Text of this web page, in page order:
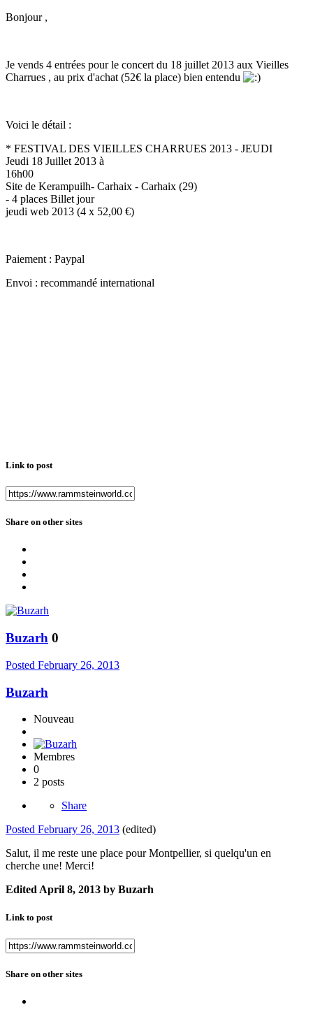
Bonjour ,
Je vends 4 entrées pour le concert du 18 juillet 2013 aux Vieilles
Charrues , au prix d'achat (52€ la place) bien entendu
Voici le détail :
* FESTIVAL DES VIEILLES CHARRUES 2013 - JEUDI
Jeudi 18 Juillet 2013 à
16h00
Site de Kerampuilh- Carhaix - Carhaix (29)
- 4 places Billet jour
jeudi web 2013 (4 x 52,00 €)
Paiement : Paypal
Envoi : recommandé international
Link to post
Share on other sites
Buzarh 0
Posted February 26, 2013
Buzarh
Nouveau
Membres
0
2 posts
Share
Posted February 26, 2013 (edited)
Salut, il me reste une place pour Montpellier, si quelqu'un en
cherche une! Merci!
Edited April 8, 2013 by Buzarh
Link to post
Share on other sites